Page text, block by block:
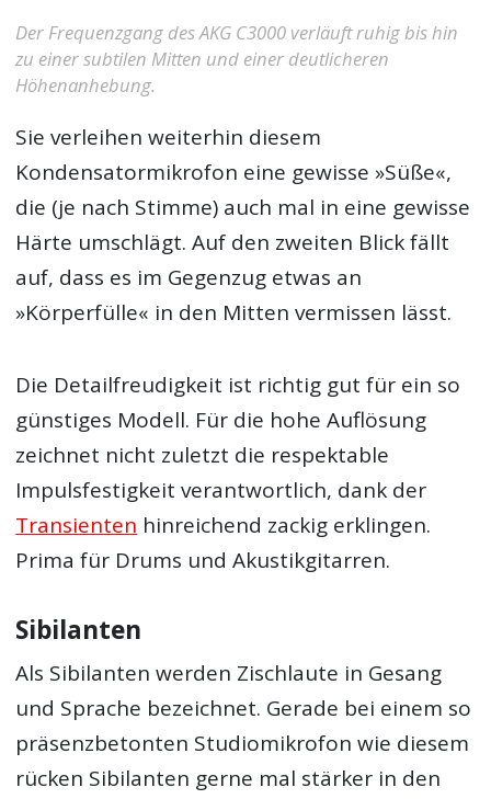
Der Frequenzgang des AKG C3000 verläuft ruhig bis hin
zu einer subtilen Mitten und einer deutlicheren
Höhenanhebung.
Sie verleihen weiterhin diesem
Kondensatormikrofon eine gewisse »Süße«,
die (je nach Stimme) auch mal in eine gewisse
Härte umschlägt. Auf den zweiten Blick fällt
auf, dass es im Gegenzug etwas an
»Körperfülle« in den Mitten vermissen lässt.
Die Detailfreudigkeit ist richtig gut für ein so
günstiges Modell. Für die hohe Auflösung
zeichnet nicht zuletzt die respektable
Impulsfestigkeit verantwortlich, dank der
Transienten hinreichend zackig erklingen.
Prima für Drums und Akustikgitarren.
Sibilanten
Als Sibilanten werden Zischlaute in Gesang
und Sprache bezeichnet. Gerade bei einem so
präsenzbetonten Studiomikrofon wie diesem
rücken Sibilanten gerne mal stärker in den